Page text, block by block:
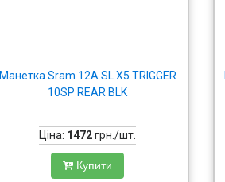
Манетка Sram 12A SL X5 TRIGGER
10SP REAR BLK
Ціна: 1472грн./шт.
Купити